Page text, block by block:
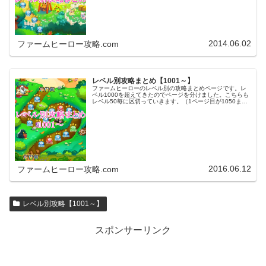
ファームヒーロー攻略.com 2014.06.02
レベル別攻略まとめ【1001～】
ファームヒーローのレベル別の攻略まとめページです。レ
ベル1000を超えてきたのでページを分けました。こちらも
レベル50毎に区切っていきます。（1ページ目が1050ま
ファームヒーロー攻略.com 2016.06.12
レベル別攻略【1001～】
スポンサーリンク